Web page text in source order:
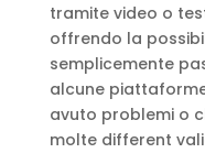
tramite video o
offrendo la
semplicemente
alcune
avuto problemi o
molte different